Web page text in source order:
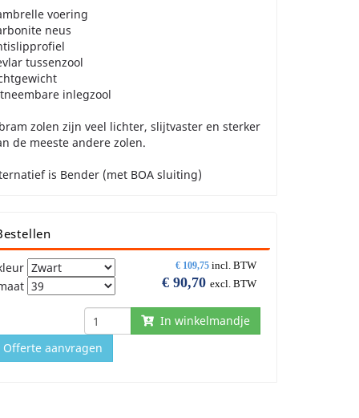
voering
neus
tussenzool
inlegzool
zolen zijn veel lichter, slijtvaster en sterker
de meeste andere zolen.
is Bender (met BOA sluiting)
€ 109,75 incl. BTW
€ 90,70 excl. BTW
In winkelmandje
Offerte aanvragen